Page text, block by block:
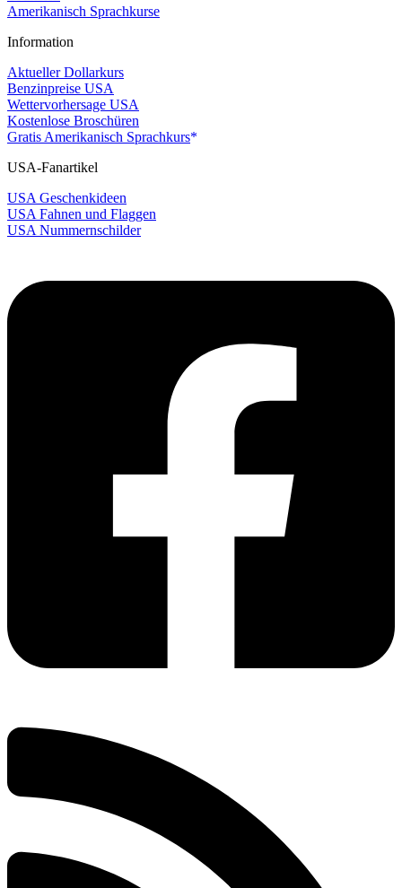
Amerikanisch Sprachkurse
Information
Aktueller Dollarkurs
Benzinpreise USA
Wettervorhersage USA
Kostenlose Broschüren
Gratis Amerikanisch Sprachkurs
USA-Fanartikel
USA Geschenkideen
USA Fahnen und Flaggen
USA Nummernschilder